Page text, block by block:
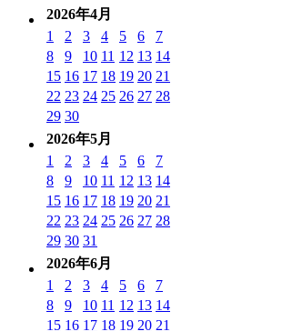
2026年4月
1
2 3 4 5 6
7
8
9 10 11 12 13 14
15 16 17 18 19 20 21
22 23 24 25 26 27 28
29 30
2026年5月
1
2 3 4 5 6
7
8
9 10 11 12 13 14
15 16 17 18 19 20 21
22 23 24 25 26 27 28
29 30 31
2026年6月
1
2 3 4 5 6
7
8
9 10 11 12 13 14
15 16 17 18 19 20 21